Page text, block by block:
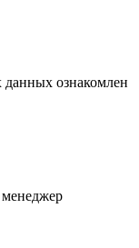
данных ознакомлен